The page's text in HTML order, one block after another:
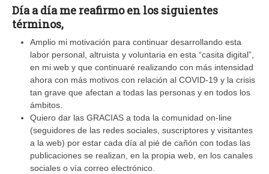
Día a día me reafirmo en los siguientes
términos,
Amplio mi motivación para continuar desarrollando esta
labor personal, altruista y voluntaria en esta “casita digital”,
en mi web y que continuaré realizando con más intensidad
ahora con más motivos con relación al COVID-19 y la crisis
tan grave que afectan a todas las personas y en todos los
ámbitos.
Quiero dar las GRACIAS a toda la comunidad on-line
(seguidores de las redes sociales, suscriptores y visitantes
a la web) por estar cada día al pié de cañón con todas las
publicaciones se realizan, en la propia web, en los canales
sociales o vía correo electrónico.